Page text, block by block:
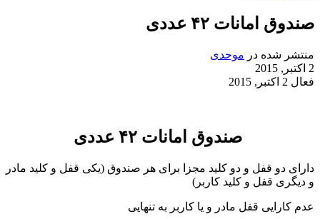
صندوق امانات ۴۲ عددی
منتشر شده در موحدی
2 اکتبر, 2015
فعال 2 اکتبر, 2015
صندوق امانات ۴۲ عددی
دارای دو قفل و دو کلید مجزا برای هر صندوق (یکی قفل و کلید مادر
و دیگری قفل و کلید کاربر)
عدم کارایی قفل مادر و یا کاربر به تنهایی